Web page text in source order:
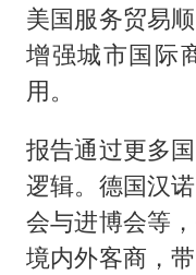
美国服务贸易
增强城市国际
用。
报告通过更多
逻辑。德国汉
会与进博会等
境内外客商，